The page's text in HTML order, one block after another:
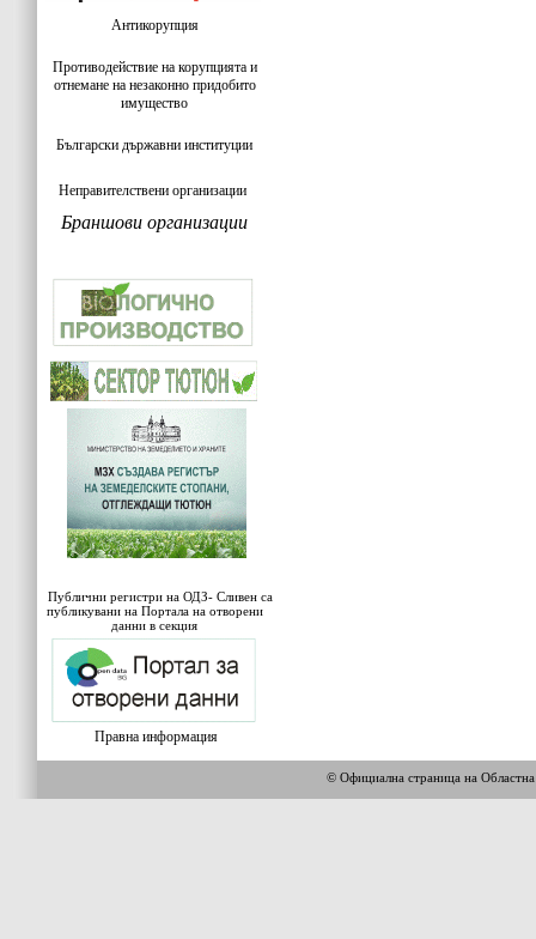
Антикорупция
Противодействие на корупцията и
отнемане на незаконно придобито
имущество
Български държавни институции
Неправителствени организации
Браншови организации
Публични регистри на ОДЗ- Сливен са
публикувани на Портала на отворени
данни в секция
Правна информация
© Официална страница на